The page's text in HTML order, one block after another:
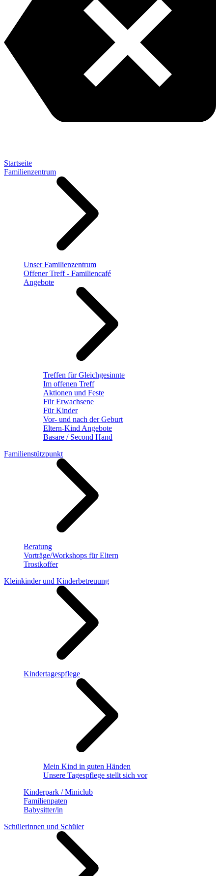
Startseite
Familienzentrum
Unser Familienzentrum
Offener Treff - Familiencafé
Angebote
Treffen für Gleichgesinnte
Im offenen Treff
Aktionen und Feste
Für Erwachsene
Für Kinder
Vor- und nach der Geburt
Eltern-Kind Angebote
Basare / Second Hand
Familienstützpunkt
Beratung
Vorträge/Workshops für Eltern
Trostkoffer
Kleinkinder und Kinderbetreuung
Kindertagespflege
Mein Kind in guten Händen
Unsere Tagespflege stellt sich vor
Kinderpark / Miniclub
Familienpaten
Babysitter/in
Schülerinnen und Schüler